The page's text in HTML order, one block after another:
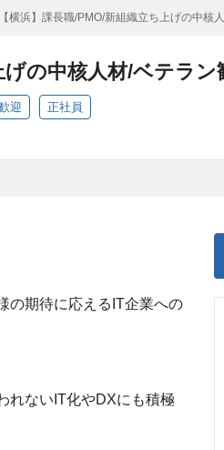
横浜】課長職/PMO/新組織立ち上げの中核
の中核人材/ベテラン
迎 正社員
の期待に応えるIT企業への
れないIT化やDXにも積極